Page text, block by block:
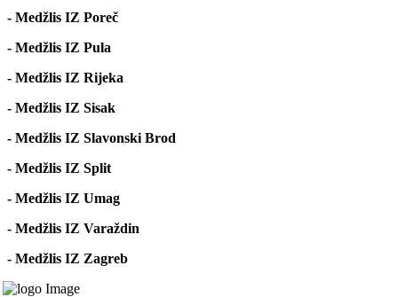
- Medžlis IZ Poreč
- Medžlis IZ Pula
- Medžlis IZ Rijeka
- Medžlis IZ Sisak
- Medžlis IZ Slavonski Brod
- Medžlis IZ Split
- Medžlis IZ Umag
- Medžlis IZ Varaždin
- Medžlis IZ Zagreb